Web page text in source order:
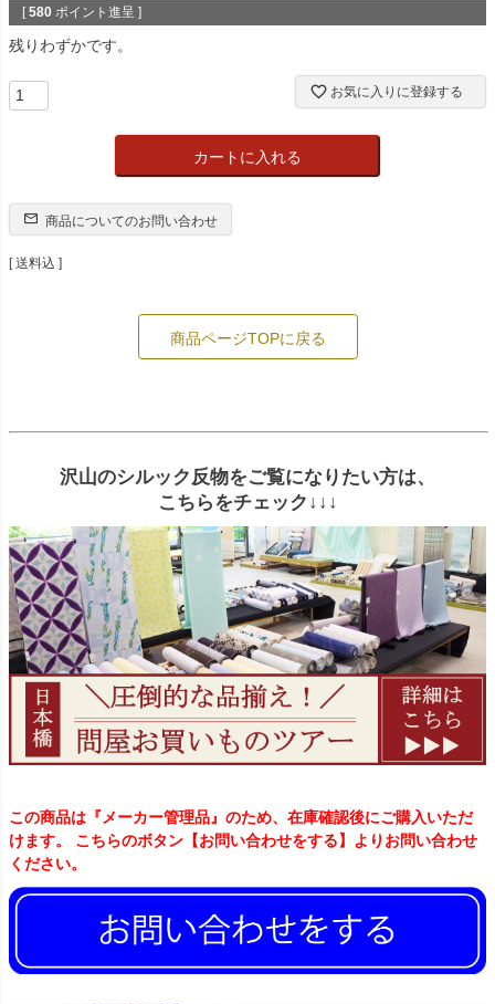
[ 580 ポイント進呈 ]
残りわずかです。
お気に入りに登録する
カートに入れる
商品についてのお問い合わせ
送料込
商品ページTOPに戻る
沢山のシルック反物をご覧になりたい方は、
こちらをチェック↓↓↓
この商品は『メーカー管理品』のため、在庫確認後にご購入いただ
けます。 こちらのボタン【お問い合わせをする】よりお問い合わせ
ください。